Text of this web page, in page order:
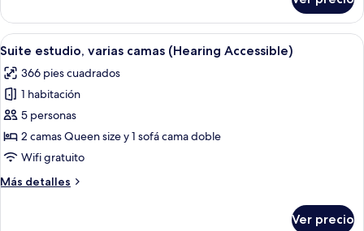
Tub)
estudio,
varias
camas
Accessible,
Tub)
Abrir
todas
las
fotos
de
Suite
estudio,
camas
Una habitación de hotel con dos
7
Suite estudio, varias camas (Hearing Accessible)
366 pies cuadrados
1 habitación
5 personas
2 camas Queen size y 1 sofá cama doble
Wifi gratuito
Más detalles
Más
Ver precio